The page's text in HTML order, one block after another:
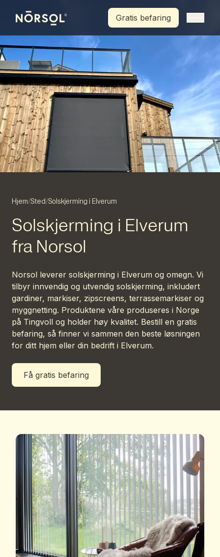
Gratis befaring
Hjem/Sted/Solskjerming i Elverum
Solskjerming i Elverum
fra Norsol
Norsol leverer solskjerming i Elverum og omegn. Vi
tilbyr innvendig og utvendig solskjerming, inkludert
gardiner, markiser, zipscreens, terrassemarkiser og
myggnetting. Produktene våre produseres i Norge
på Tingvoll og holder høy kvalitet. Bestill en gratis
befaring, så finner vi sammen den beste løsningen
for ditt hjem eller din bedrift i Elverum.
Få gratis befaring